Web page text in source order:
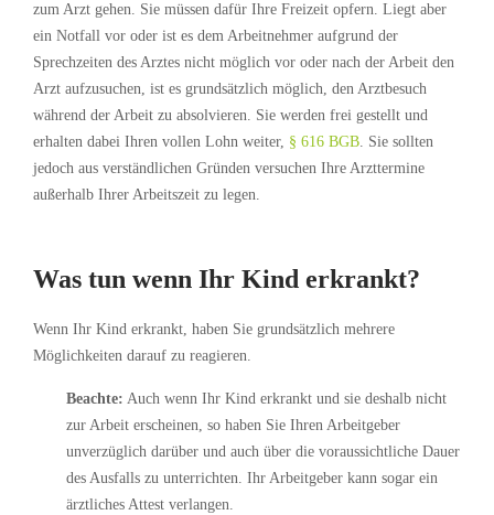
zum Arzt gehen. Sie müssen dafür Ihre Freizeit opfern. Liegt aber
ein Notfall vor oder ist es dem Arbeitnehmer aufgrund der
Sprechzeiten des Arztes nicht möglich vor oder nach der Arbeit den
Arzt aufzusuchen, ist es grundsätzlich möglich, den Arztbesuch
während der Arbeit zu absolvieren. Sie werden frei gestellt und
erhalten dabei Ihren vollen Lohn weiter, § 616 BGB. Sie sollten
jedoch aus verständlichen Gründen versuchen Ihre Arzttermine
außerhalb Ihrer Arbeitszeit zu legen.
Was tun wenn Ihr Kind erkrankt?
Wenn Ihr Kind erkrankt, haben Sie grundsätzlich mehrere
Möglichkeiten darauf zu reagieren.
Beachte: Auch wenn Ihr Kind erkrankt und sie deshalb nicht
zur Arbeit erscheinen, so haben Sie Ihren Arbeitgeber
unverzüglich darüber und auch über die voraussichtliche Dauer
des Ausfalls zu unterrichten. Ihr Arbeitgeber kann sogar ein
ärztliches Attest verlangen.